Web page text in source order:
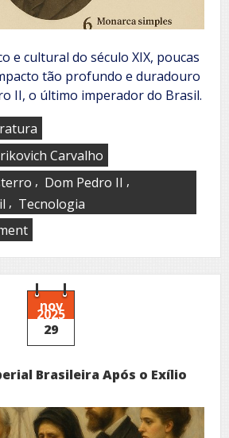
e cultural do século XIX, poucas
tão profundo e duradouro
II, o último imperador do Brasil.
Carvalho
, Dom Pedro II ,
, Tecnologia
on
Pedro
II
nov
2025
29
Brasileira Após o Exílio